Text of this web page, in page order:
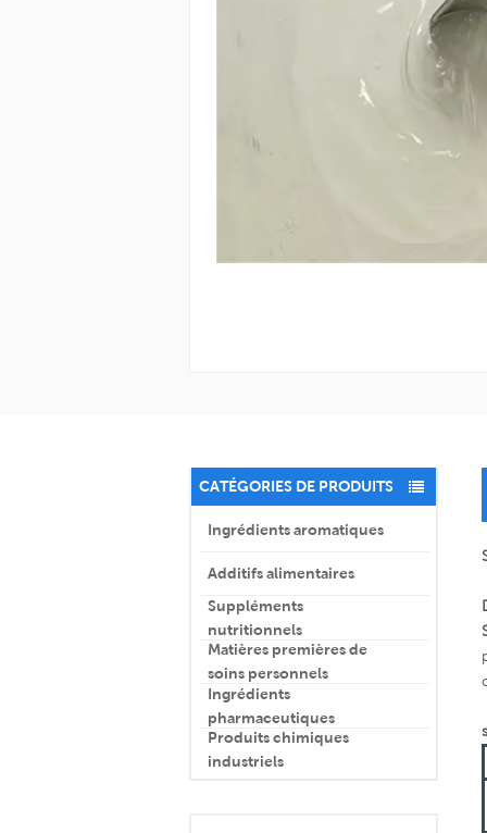
CATÉGORIES DE PRODUITS
Ingrédients aromatiques
Additifs alimentaires
Suppléments
nutritionnels
Matières premières de
soins personnels
Ingrédients
pharmaceutiques
Produits chimiques
industriels